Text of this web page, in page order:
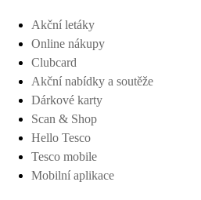
Akční letáky
Online nákupy
Clubcard
Akční nabídky a soutěže
Dárkové karty
Scan & Shop
Hello Tesco
Tesco mobile
Mobilní aplikace